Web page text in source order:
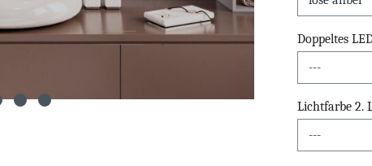
Doppeltes
Lichtfarbe 2.